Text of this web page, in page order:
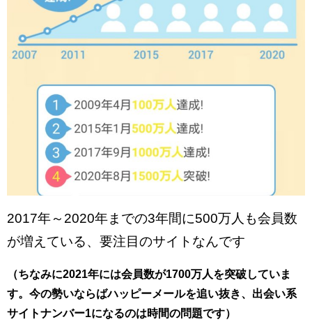
2017年～2020年までの3年間に500万人も会員数
が増えている、要注目のサイトなんです
（ちなみに2021年には会員数が1700万人を突破していま
す。今の勢いならばハッピーメールを追い抜き、出会い系
サイトナンバー1になるのは時間の問題です）